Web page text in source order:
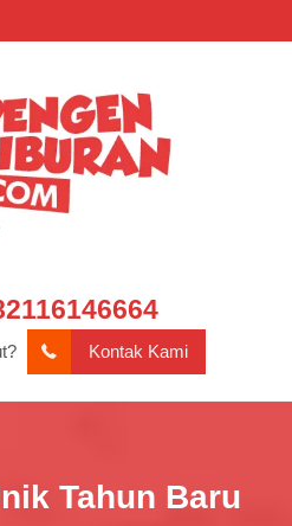
Kontak Kami
Tahun Baru